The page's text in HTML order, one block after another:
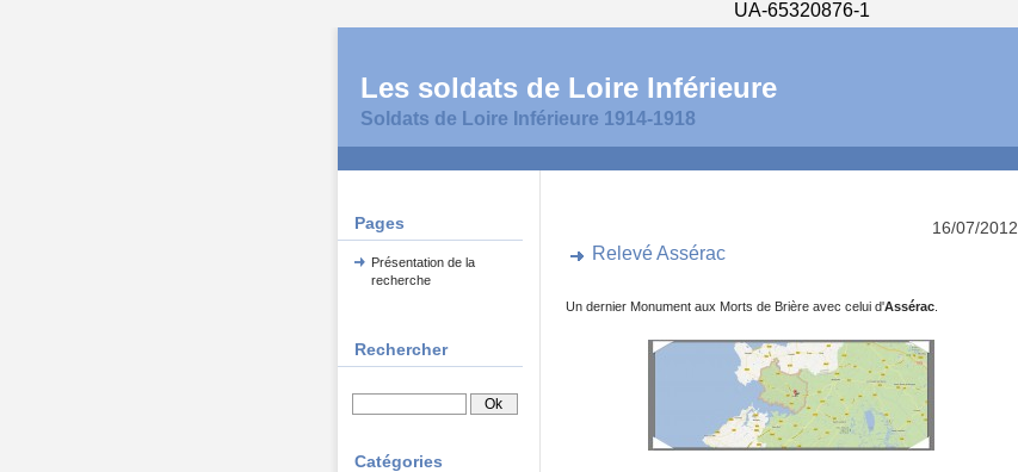
UA-65320876-1
Les soldats de Loire Inférieure
Soldats de Loire Inférieure 1914-1918
Pages
Présentation de la
recherche
Rechercher
Catégories
16/07/2012
Relevé Assérac
Un dernier Monument aux Morts de Brière avec celui d'Assérac.